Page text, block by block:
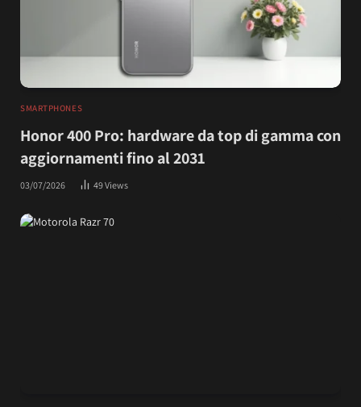
SMARTPHONES
Honor 400 Pro: hardware da top di gamma con
aggiornamenti fino al 2031
03/07/2026 49Views